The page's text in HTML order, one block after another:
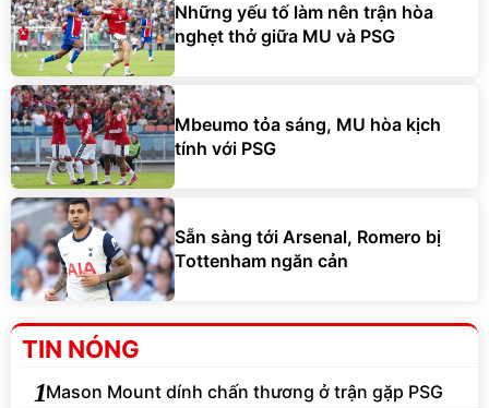
Những yếu tố làm nên trận hòa
nghẹt thở giữa MU và PSG
Mbeumo tỏa sáng, MU hòa kịch
tính với PSG
Sẵn sàng tới Arsenal, Romero bị
Tottenham ngăn cản
TIN NÓNG
1Mason Mount dính chấn thương ở trận gặp PSG